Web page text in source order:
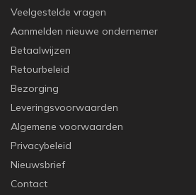
Veelgestelde vragen
Aanmelden nieuwe ondernemer
Betaalwijzen
Retourbeleid
Bezorging
Leveringsvoorwaarden
Algemene voorwaarden
Privacybeleid
Nieuwsbrief
Contact